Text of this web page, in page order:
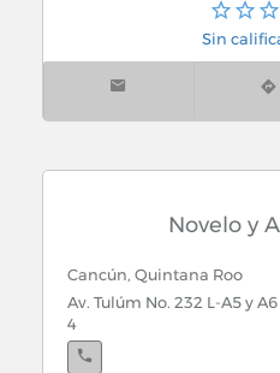
Sin
Novelo y
Cancún, Quintana Roo
Av. Tulúm No. 232 L-A5 y
4